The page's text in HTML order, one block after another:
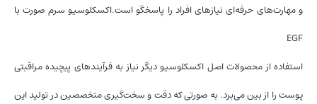
و مهارت‌های حرفه‌ای نیازهای افراد را پاسخگو است.اکسکلوسیو سرم صورت با
EGF
استفاده از محصولات اصل اکسکلوسیو دیگر نیاز به فرآیندهای پیچیده مراقبتی
پوست را از بین می‌برد. به صورتی که دقت و سخت‌گیری متخصصین در تولید این